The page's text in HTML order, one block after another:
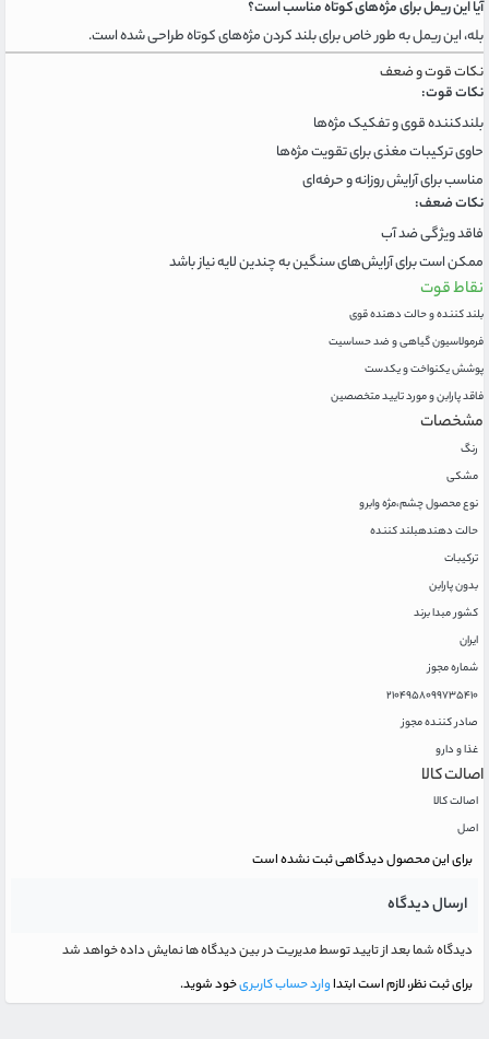
آیا این ریمل برای مژه‌های کوتاه مناسب است؟
بله، این ریمل به طور خاص برای بلند کردن مژه‌های کوتاه طراحی شده است.
نکات قوت و ضعف
نکات قوت:
بلندکننده قوی و تفکیک مژه‌ها
حاوی ترکیبات مغذی برای تقویت مژه‌ها
مناسب برای آرایش روزانه و حرفه‌ای
نکات ضعف:
فاقد ویژگی ضد آب
ممکن است برای آرایش‌های سنگین به چندین لایه نیاز باشد
نقاط قوت
بلند کننده و حالت دهنده قوی
فرمولاسیون گیاهی و ضد حساسیت
پوشش یکنواخت و یکدست
فاقد پارابن و مورد تایید متخصصین
مشخصات
رنگ
مشکی
نوع محصول چشم،مژه وابرو
حالت دهندهبلند کننده
ترکیبات
بدون پارابن
کشور مبدا برند
ایران
شماره مجوز
۲۱۰۴۹۵۸۰۹۹۷۳۵۴۱۰
صادر کننده مجوز
غذا و دارو
اصالت کالا
اصالت کالا
اصل
برای این محصول دیدگاهی ثبت نشده است
ارسال دیدگاه
دیدگاه شما بعد از تایید توسط مدیریت در بین دیدگاه ها نمایش داده خواهد شد
برای ثبت نظر، لازم است ابتداوارد حساب کاربریخود شوید.